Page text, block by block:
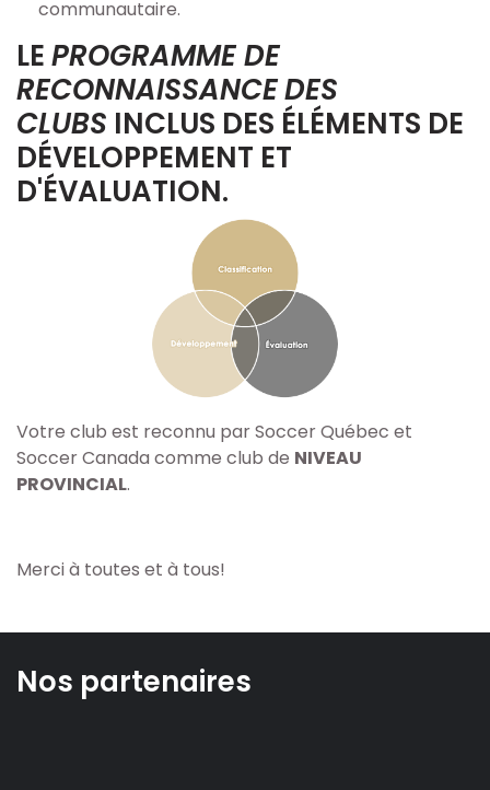
communautaire.
LEPROGRAMME DE
RECONNAISSANCEDES
CLUBS INCLUS DES ÉLÉMENTS DE
DÉVELOPPEMENT ET
D'ÉVALUATION.
Votre club est reconnu par Soccer Québec et
Soccer Canada comme club de NIVEAU
PROVINCIAL.
Merci à toutes et à tous!
Nos partenaires